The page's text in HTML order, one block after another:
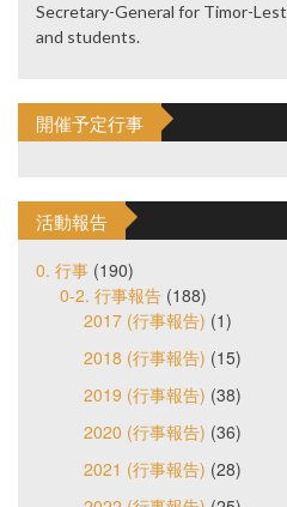
Secretary-General for Timor-
and students.
開催予定行事
活動報告
0. 行事 (190)
0-2. 行事報告 (188)
2017 (行事報告) (1)
2018 (行事報告) (15)
2019 (行事報告) (38)
2020 (行事報告) (36)
2021 (行事報告) (28)